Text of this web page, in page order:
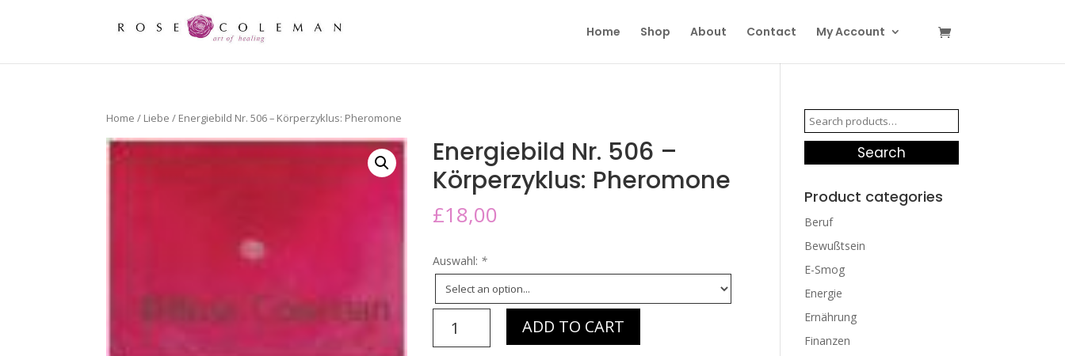
Home Shop About Contact My Account
Home / Liebe / Energiebild Nr. 506 – Körperzyklus: Pheromone
Energiebild Nr. 506 –
Körperzyklus: Pheromone
£18,00
Auswahl: *
ADD TO CART
Search
for:
Search
Product categories
Beruf
Bewußtsein
E-Smog
Energie
Ernährung
Finanzen